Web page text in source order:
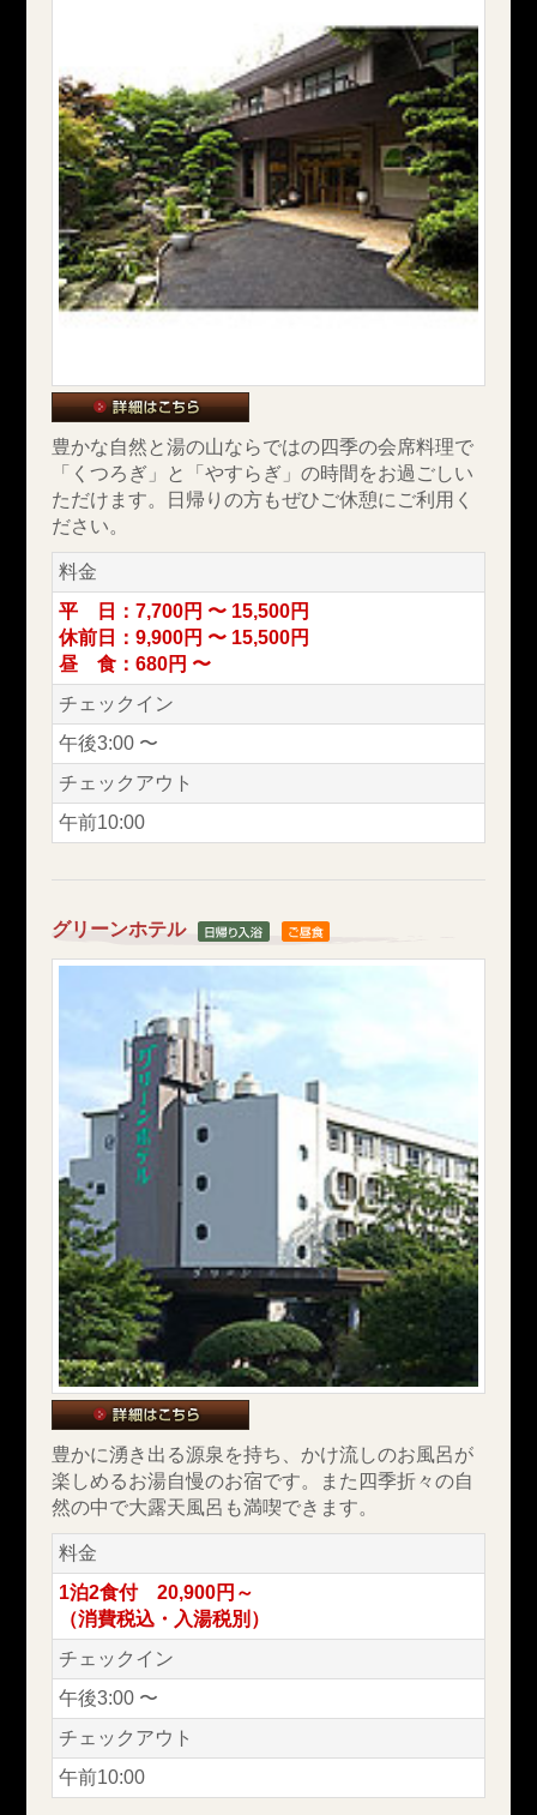
豊かな自然と湯の山ならではの四季の会席料理で
「くつろぎ」と「やすらぎ」の時間をお過ごしい
ただけます。
日帰りの方もぜひご休憩にご利用く
ださい。
料金
平 日：7,700円 〜 15,500円
休前日：9,900円 〜 15,500円
昼 食：680円 〜
チェックイン
午後3:00 〜
チェックアウト
午前10:00
グリーンホテル
豊かに湧き出る源泉を持ち、かけ流しのお風呂が
楽しめるお湯自慢のお宿です。また四季折々の自
然の中で大露天風呂も満喫できます。
料金
1泊2食付 20,900円～
（消費税込・入湯税別）
チェックイン
午後3:00 〜
チェックアウト
午前10:00